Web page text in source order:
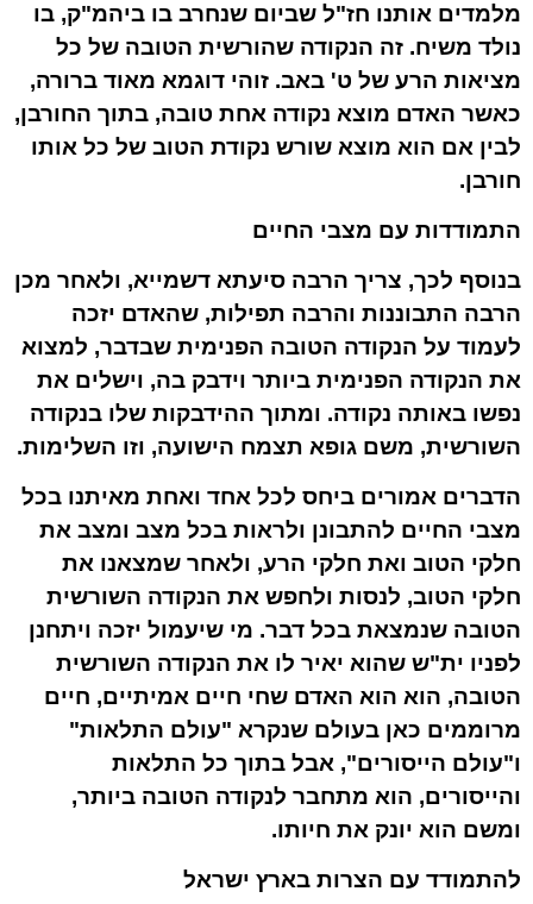
מלמדים אותנו חז"ל שביום שנחרב בו ביהמ"ק, בו
נולד משיח. זה הנקודה שהורשית הטובה של כל
מציאות הרע של ט' באב. זוהי דוגמא מאוד ברורה,
כאשר האדם מוצא נקודה אחת טובה, בתוך החורבן,
לבין אם הוא מוצא שורש נקודת הטוב של כל אותו
חורבן.
התמודדות עם מצבי החיים
בנוסף לכך, צריך הרבה סיעתא דשמייא, ולאחר מכן
הרבה התבוננות והרבה תפילות, שהאדם יזכה
לעמוד על הנקודה הטובה הפנימית שבדבר, למצוא
את הנקודה הפנימית ביותר וידבק בה, וישלים את
נפשו באותה נקודה. ומתוך ההידבקות שלו בנקודה
השורשית, משם גופא תצמח הישועה, וזו השלימות.
הדברים אמורים ביחס לכל אחד ואחת מאיתנו בכל
מצבי החיים להתבונן ולראות בכל מצב ומצב את
חלקי הטוב ואת חלקי הרע, ולאחר שמצאנו את
חלקי הטוב, לנסות ולחפש את הנקודה השורשית
הטובה שנמצאת בכל דבר. מי שיעמול יזכה ויתחנן
לפניו ית"ש שהוא יאיר לו את הנקודה השורשית
הטובה, הוא הוא האדם שחי חיים אמיתיים, חיים
מרוממים כאן בעולם שנקרא "עולם התלאות"
ו"עולם הייסורים", אבל בתוך כל התלאות
והייסורים, הוא מתחבר לנקודה הטובה ביותר,
ומשם הוא יונק את חיותו.
להתמודד עם הצרות בארץ ישראל